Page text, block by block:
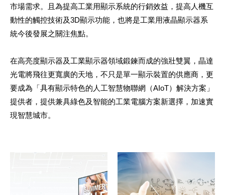
市場需求。且為提高工業用顯示系統的行銷效益，提高人機互
動性的觸控技術及3D顯示功能，也將是工業用液晶顯示器系
統今後發展之關注焦點。
在高亮度顯示器及工業顯示器領域鍛鍊而成的強壯雙翼，晶達
光電將飛往更寬廣的天地，不只是單一顯示裝置的供應商，更
要成為「具有顯示特色的人工智慧物聯網（AIoT）解決方案」
提供者，提供兼具綠色及智能的工業電腦方案新選擇，加速實
現智慧城市。